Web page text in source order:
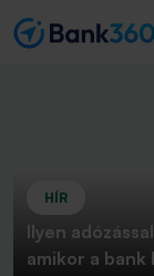
HÍR
Ilyen
amikor a bank